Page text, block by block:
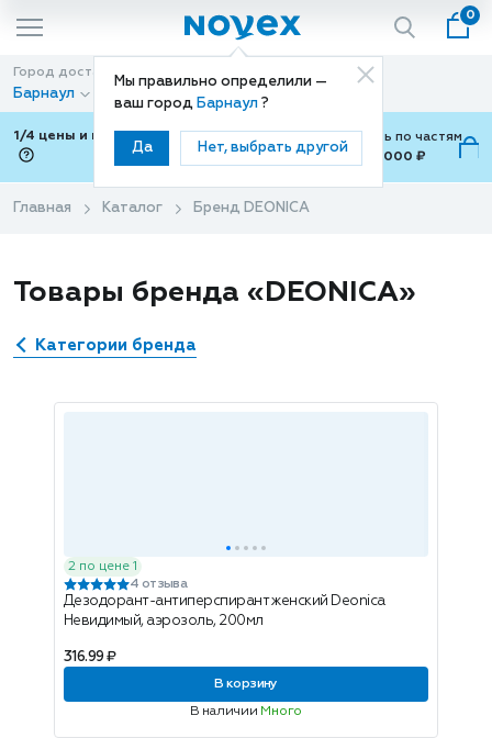
Мы правильно определили —
ваш город Барнаул ?
Да Нет, выбрать другой
0
Город доставки
Барнаул
Способ доставки
Доставка
1/4 цены и покупки ваши с Подели
Можно оплатить по частям
от 700 ₽ до 15,000 ₽
Главная Каталог Бренд DEONICA
Товары бренда «DEONICA»
Категории бренда
2 по цене 1
4 отзыва
Дезодорант-антиперспирант женский Deonica
Невидимый, аэрозоль, 200мл
316.99 ₽
В корзину
В наличии Много